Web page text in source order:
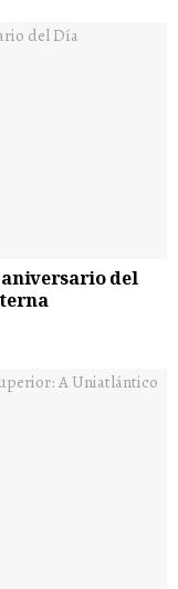
aniversario del